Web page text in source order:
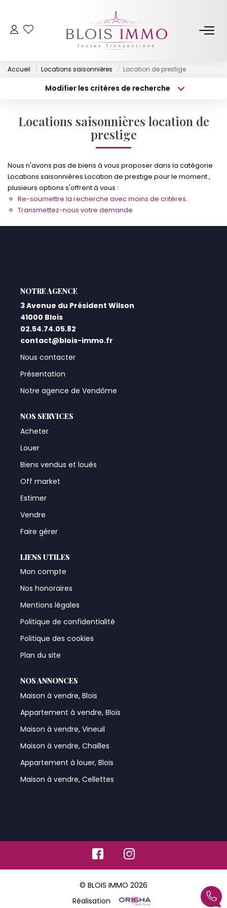
NOS BIENS
Acheter
Louer
Off Market
ESTIMER
FAIRE GÉRER
Accueil Locations saisonnières Location de prestige
Modifier les critères de recherche
Type de bien
Surface min
Créer une alerte
Locations saisonnières location de
prestige
Nous n'avons pas de biens à vous proposer dans la catégorie
Locations saisonnières Location de prestige pour le moment ,
plusieurs options s'offrent à vous :
Re-soumettre la recherche avec moins de critères.
Transmettez-nous votre demande
L'AGENCE
3 Avenue du Président Wilson
41000 Blois
02.54.74.05.82
contact@blois-immo.fr
Nous contacter
Présentation
Notre agence de Vendôme
NOS SERVICES
Acheter
Louer
Biens vendus et loués
Off market
Estimer
Vendre
Faire gérer
LIENS UTILES
Mon compte
Nos honoraires
Mentions légales
Politique de confidentialité
Politique des cookies
Plan du site
NOS ANNONCES
Maison à vendre, Blois
Appartement à vendre, Blois
Maison à vendre, Vineuil
Maison à vendre, Chailles
Appartement à louer, Blois
Maison à vendre, Cellettes
© BLOIS IMMO 2026
Réalisation